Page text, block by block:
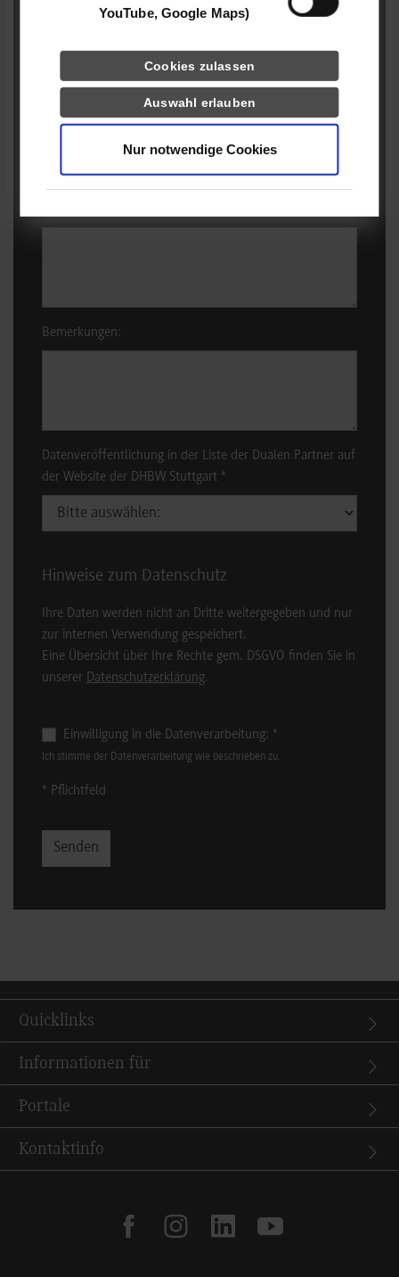
YouTube, Google Maps)
Cookies zulassen
Auswahl erlauben
Nur notwendige Cookies
davon mit Praxisbeginn erwünscht:*
ohne Wunsch:*
Bemerkungen:
Datenveröffentlichung in der Liste der Dualen Partner auf
der Website der DHBW Stuttgart *
Hinweise zum Datenschutz
Ihre Daten werden nicht an Dritte weitergegeben und nur
zur internen Verwendung gespeichert.
Eine Übersicht über Ihre Rechte gem. DSGVO finden Sie in
unserer Datenschutzerklärung.
Einwilligung in die Datenverarbeitung: *
Ich stimme der Datenverarbeitung wie beschrieben zu.
* Pflichtfeld
Senden
Quicklinks
Informationen für
Portale
Kontaktinfo
facebookinstagramlinkedinyoutube